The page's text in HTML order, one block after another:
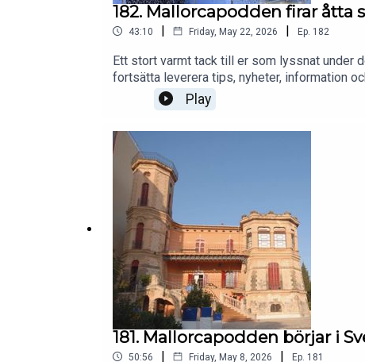
182. Mallorcapodden firar åtta
43:10 | Friday, May 22, 2026 | Ep. 182
Ett stort varmt tack till er som lyssnat under
fortsätta leverera tips, nyheter, information
till.Mallorcapodden - för dig som bor på,
Play
181. Mallorcapodden börjar i
50:56 | Friday, May 8, 2026 | Ep. 181